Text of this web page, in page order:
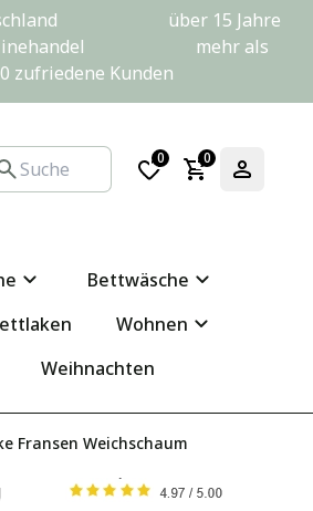
über 15 Jahre
mehr als
zufriedene Kunden
0 0
Bettwäsche
Wohnen
Weihnachten
Fransen Weichschaum